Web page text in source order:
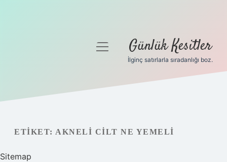
Hakkımızda
menüyü
Günlük Kesitler
İlginç satırlarla sıradanlığı boz.
ETIKET: AKNELI CILT NE YEMELI
Sitemap